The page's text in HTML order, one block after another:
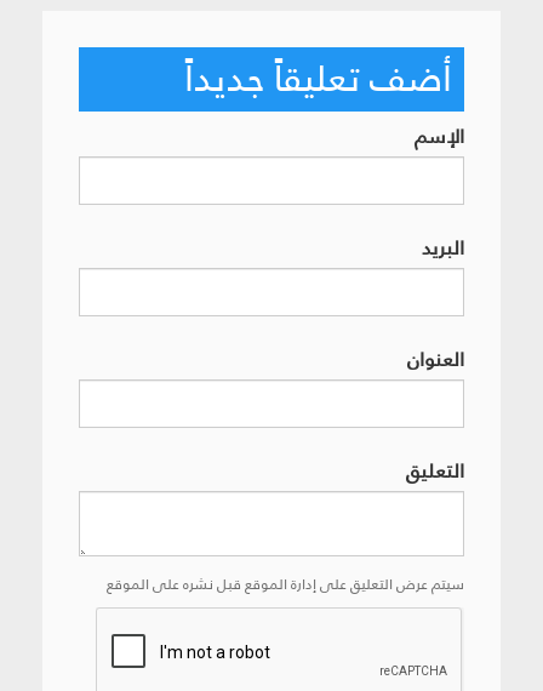
أضف تعليقاً جديداً
الإسم
البريد
العنوان
التعليق
سيتم عرض التعليق على إدارة الموقع قبل نشره على الموقع